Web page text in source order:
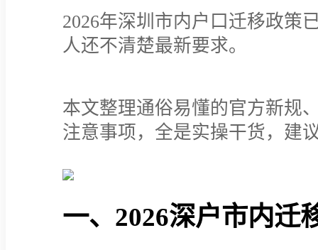
2026年深圳市内户口迁移政策
人还不清楚最新要求。
本文整理通俗易懂的官方新规
注意事项，全是实操干货，建
一、2026深户市内迁